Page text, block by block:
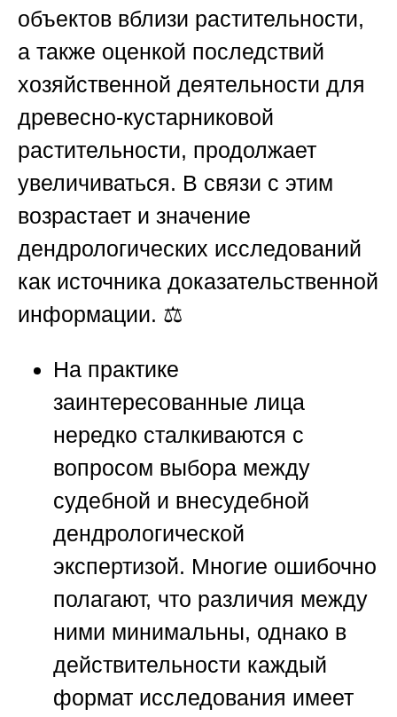
объектов вблизи растительности,
а также оценкой последствий
хозяйственной деятельности для
древесно-кустарниковой
растительности, продолжает
увеличиваться. В связи с этим
возрастает и значение
дендрологических исследований
как источника доказательственной
информации. ⚖️
На практике
заинтересованные лица
нередко сталкиваются с
вопросом выбора между
судебной и внесудебной
дендрологической
экспертизой. Многие ошибочно
полагают, что различия между
ними минимальны, однако в
действительности каждый
формат исследования имеет